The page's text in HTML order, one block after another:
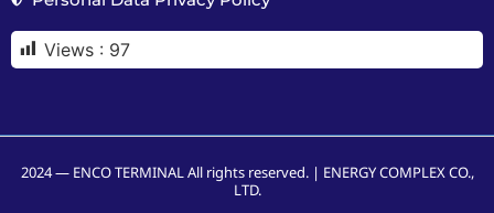
Views : 97
2024 — ENCO TERMINAL All rights reserved. | ENERGY COMPLEX CO.,
LTD.